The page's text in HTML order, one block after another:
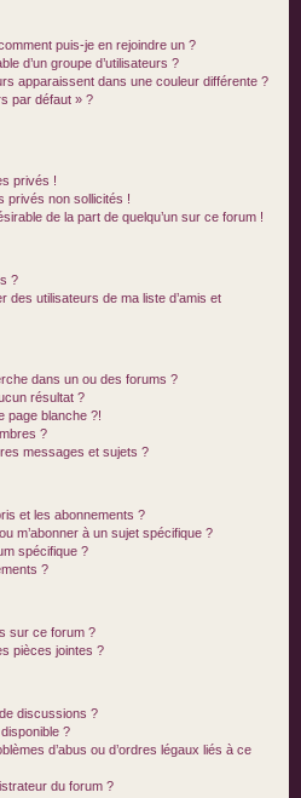
puis-je en rejoindre un ?
d’un groupe d’utilisateurs ?
apparaissent dans une couleur différente ?
par défaut » ?
privés !
privés non sollicités !
de la part de quelqu’un sur ce forum !
?
des utilisateurs de ma liste d’amis et
dans un ou des forums ?
résultat ?
page blanche ?!
?
messages et sujets ?
et les abonnements ?
m’abonner à un sujet spécifique ?
spécifique ?
?
sur ce forum ?
pièces jointes ?
discussions ?
?
d’abus ou d’ordres légaux liés à ce
du forum ?